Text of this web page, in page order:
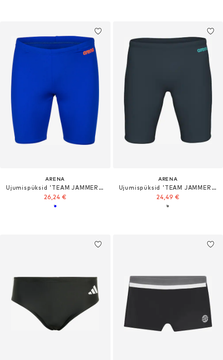
ARENA
Ujumispüksid 'TEAM JAMMER SOLID'
26,24 €
ARENA
Ujumispüksid 'TEAM JAMMER SOLID'
24,49 €